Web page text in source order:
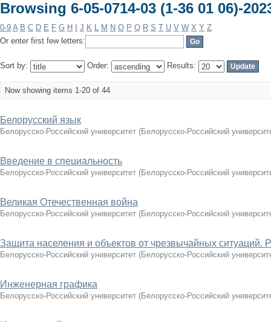
Browsing 6-05-0714-03 (1-36 01 06)-
0-9 A B C D E F G H J K L M N O P Q R S T U V W X Y Z
Or enter first few letters:
Sort by: Order: Results:
Now showing items 1-20 of 44
Белорусский язык
Белорусско-Российский университет (Белорусско-Российский
Введение в специальность
Белорусско-Российский университет (Белорусско-Российский
Великая Отечественная война
Белорусско-Российский университет (Белорусско-Российский
Защита населения и объектов от чрезвычайных ситуаций.
Белорусско-Российский университет (Белорусско-Российский
Инженерная графика
Белорусско-Российский университет (Белорусско-Российский